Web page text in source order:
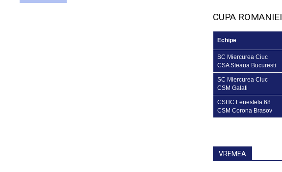
CUPA ROMANIEI
Echipe
SC Miercurea Ciuc
CSA Steaua Bucuresti
SC Miercurea Ciuc
CSM Galati
CSHC Fenestela 68
CSM Corona Brasov
VREMEA